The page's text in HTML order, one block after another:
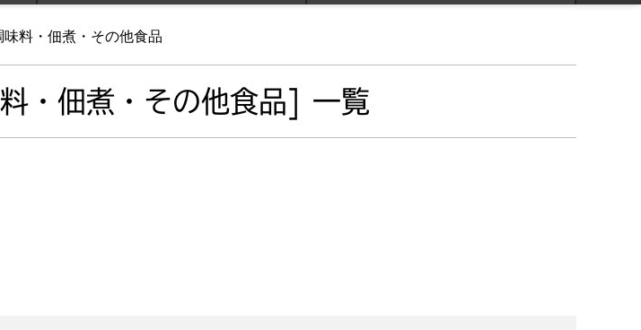
味料・佃煮・その他食品
料・佃煮・その他食品] 一覧